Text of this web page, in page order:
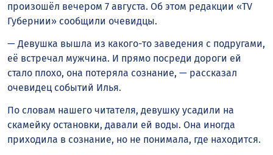
произошёл вечером 7 августа. Об этом редакции «TV
Губернии» сообщили очевидцы.
— Девушка вышла из какого-то заведения с подругами,
её встречал мужчина. И прямо посреди дороги ей
стало плохо, она потеряла сознание, — рассказал
очевидец событий Илья.
По словам нашего читателя, девушку усадили на
скамейку остановки, давали ей воды. Она иногда
приходила в сознание, но не понимала, где находится.